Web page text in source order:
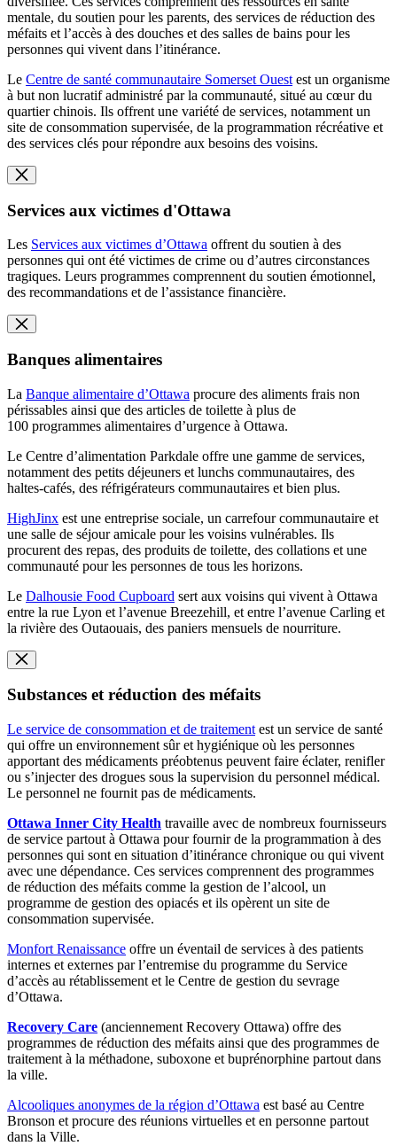
mentale, du soutien pour les parents, des services de réduction des
méfaits et l’accès à des douches et des salles de bains pour les
personnes qui vivent dans l’itinérance.
Le Centre de santé communautaire Somerset Ouest est un organisme
à but non lucratif administré par la communauté, situé au cœur du
quartier chinois. Ils offrent une variété de services, notamment un
site de consommation supervisée, de la programmation récréative et
des services clés pour répondre aux besoins des voisins.
Services aux victimes d'Ottawa
Les Services aux victimes d’Ottawa offrent du soutien à des
personnes qui ont été victimes de crime ou d’autres circonstances
tragiques. Leurs programmes comprennent du soutien émotionnel,
des recommandations et de l’assistance financière.
Banques alimentaires
La Banque alimentaire d’Ottawa procure des aliments frais non
périssables ainsi que des articles de toilette à plus de
100 programmes alimentaires d’urgence à Ottawa.
Le Centre d’alimentation Parkdale offre une gamme de services,
notamment des petits déjeuners et lunchs communautaires, des
haltes-cafés, des réfrigérateurs communautaires et bien plus.
HighJinx est une entreprise sociale, un carrefour communautaire et
une salle de séjour amicale pour les voisins vulnérables. Ils
procurent des repas, des produits de toilette, des collations et une
communauté pour les personnes de tous les horizons.
Le Dalhousie Food Cupboard sert aux voisins qui vivent à Ottawa
entre la rue Lyon et l’avenue Breezehill, et entre l’avenue Carling et
la rivière des Outaouais, des paniers mensuels de nourriture.
Substances et réduction des méfaits
Le service de consommation et de traitement est un service de santé
qui offre un environnement sûr et hygiénique où les personnes
apportant des médicaments préobtenus peuvent faire éclater, renifler
ou s’injecter des drogues sous la supervision du personnel médical.
Le personnel ne fournit pas de médicaments.
Ottawa Inner City Health travaille avec de nombreux fournisseurs
de service partout à Ottawa pour fournir de la programmation à des
personnes qui sont en situation d’itinérance chronique ou qui vivent
avec une dépendance. Ces services comprennent des programmes
de réduction des méfaits comme la gestion de l’alcool, un
programme de gestion des opiacés et ils opèrent un site de
consommation supervisée.
Monfort Renaissance offre un éventail de services à des patients
internes et externes par l’entremise du programme du Service
d’accès au rétablissement et le Centre de gestion du sevrage
d’Ottawa.
Recovery Care (anciennement Recovery Ottawa) offre des
programmes de réduction des méfaits ainsi que des programmes de
traitement à la méthadone, suboxone et buprénorphine partout dans
la ville.
Alcooliques anonymes de la région d’Ottawa est basé au Centre
Bronson et procure des réunions virtuelles et en personne partout
dans la Ville.